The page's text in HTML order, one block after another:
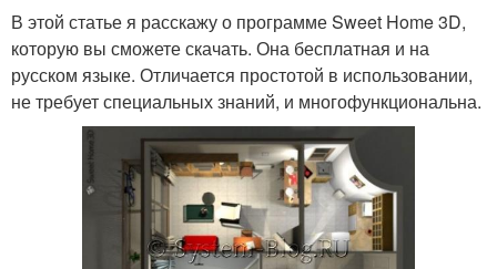
В этой статье я расскажу о программе Sweet Home 3D,
которую вы сможете скачать. Она бесплатная и на
русском языке. Отличается простотой в использовании,
не требует специальных знаний, и многофункциональна.